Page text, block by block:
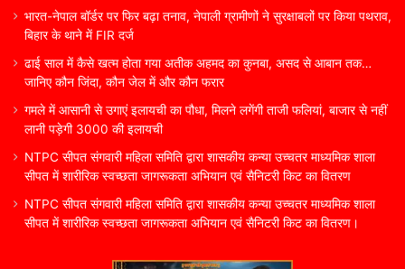
भारत-नेपाल बॉर्डर पर फिर बढ़ा तनाव, नेपाली ग्रामीणों ने सुरक्षाबलों पर किया पथराव,
बिहार के थाने में FIR दर्ज
ढाई साल में कैसे खत्म होता गया अतीक अहमद का कुनबा, असद से आबान तक…
जानिए कौन जिंदा, कौन जेल में और कौन फरार
गमले में आसानी से उगाएं इलायची का पौधा, मिलने लगेंगी ताजी फलियां, बाजार से नहीं
लानी पड़ेगी 3000 की इलायची
NTPC सीपत संगवारी महिला समिति द्वारा शासकीय कन्या उच्चतर माध्यमिक शाला
सीपत में शारीरिक स्वच्छता जागरूकता अभियान एवं सैनिटरी किट का वितरण
NTPC सीपत संगवारी महिला समिति द्वारा शासकीय कन्या उच्चतर माध्यमिक शाला
सीपत में शारीरिक स्वच्छता जागरूकता अभियान एवं सैनिटरी किट का वितरण।